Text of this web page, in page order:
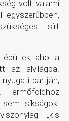
volt valami
sírt
ahol a
az alvilágba.
partján,
Termőföldhöz
síkságok.
„kis